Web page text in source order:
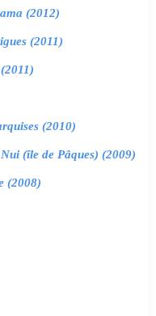
(2012)
(2011)
(2010)
(île de Pâques) (2009)
(2008)